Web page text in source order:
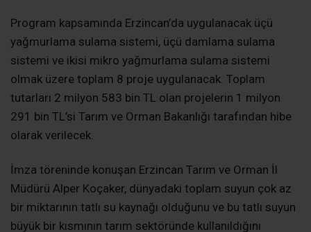
Program kapsamında Erzincan’da uygulanacak üçü
yağmurlama sulama sistemi, üçü damlama sulama
sistemi ve ikisi mikro yağmurlama sulama sistemi
olmak üzere toplam 8 proje uygulanacak. Toplam
tutarları 2 milyon 583 bin TL olan projelerin 1 milyon
291 bin TL’si Tarım ve Orman Bakanlığı tarafından hibe
olarak verilecek.
İmza töreninde konuşan Erzincan Tarım ve Orman İl
Müdürü Alper Koçaker, dünyadaki toplam suyun çok az
bir miktarının tatlı su kaynağı olduğunu ve bu tatlı suyun
büyük bir kısmının tarım sektöründe kullanıldığını